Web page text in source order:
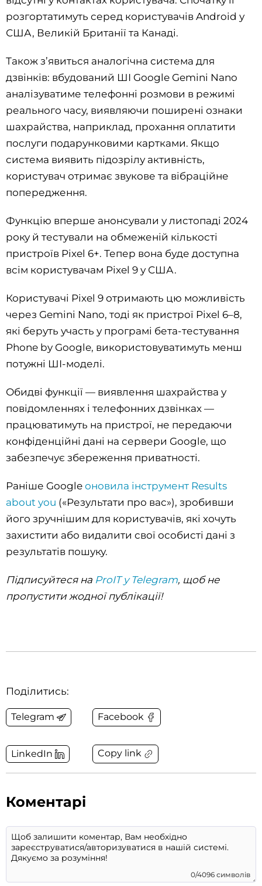
розгортатимуть серед користувачів Android у
США, Великій Британії та Канаді.
Також з’явиться аналогічна система для
дзвінків: вбудований ШІ Google Gemini Nano
аналізуватиме телефонні розмови в режимі
реального часу, виявляючи поширені ознаки
шахрайства, наприклад, прохання оплатити
послуги подарунковими картками. Якщо
система виявить підозрілу активність,
користувач отримає звукове та вібраційне
попередження.
Функцію вперше анонсували у листопаді 2024
року й тестували на обмеженій кількості
пристроїв Pixel 6+. Тепер вона буде доступна
всім користувачам Pixel 9 у США.
Користувачі Pixel 9 отримають цю можливість
через Gemini Nano, тоді як пристрої Pixel 6–8,
які беруть участь у програмі бета-тестування
Phone by Google, використовуватимуть менш
потужні ШІ-моделі.
Обидві функції — виявлення шахрайства у
повідомленнях і телефонних дзвінках —
працюватимуть на пристрої, не передаючи
конфіденційні дані на сервери Google, що
забезпечує збереження приватності.
Раніше Google оновила інструмент Results
about you («Результати про вас»), зробивши
його зручнішим для користувачів, які хочуть
захистити або видалити свої особисті дані з
результатів пошуку.
Підписуйтеся на ProIT у Telegram, щоб не
пропустити жодної публікації!
Поділитись:
Telegram Facebook
LinkedIn Copy link
Коментарі
0/4096 символів